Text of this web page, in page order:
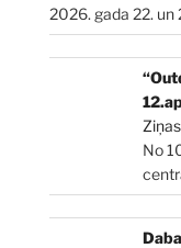
2026. gada 22.
Ziņas
No